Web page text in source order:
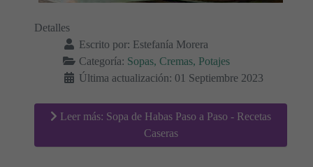
Detalles
Escrito por: Estefanía Morera
Categoría: Sopas, Cremas, Potajes
Última actualización: 01 Septiembre 2023
Leer más: Sopa de Habas Paso a Paso - Recetas
Caseras